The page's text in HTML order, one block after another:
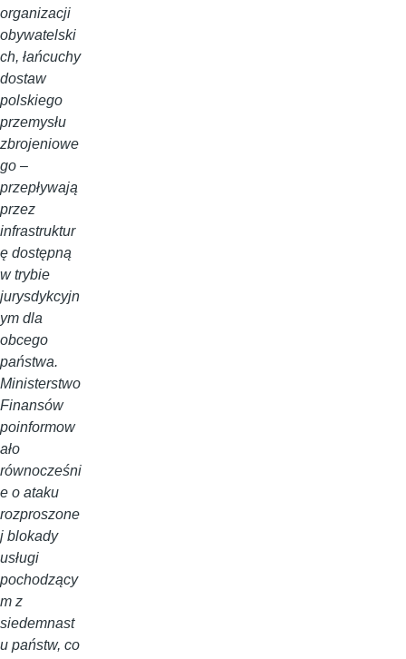
organizacji
obywatelski
ch, łańcuchy
dostaw
polskiego
przemysłu
zbrojeniowe
go –
przepływają
przez
infrastruktur
ę dostępną
w trybie
jurysdykcyjn
ym dla
obcego
państwa.
Ministerstwo
Finansów
poinformow
ało
równocześni
e o ataku
rozproszone
j blokady
usługi
pochodzący
m z
siedemnast
u państw, co